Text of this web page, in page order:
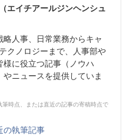
エイチアールジンヘンシュ
人事、日常業務からキャ
クノロジーまで、人事部や
様に役立つ記事（ノウハ
やニュースを提供していま
時点、または直近の記事の寄稿時点で
の執筆記事